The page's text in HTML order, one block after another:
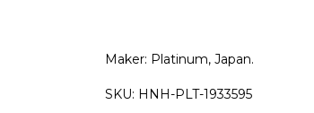
Maker: Platinum, Japan.
SKU: HNH-PLT-1933595